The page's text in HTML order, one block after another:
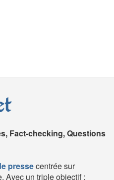
Fact-checking, Questions
pressecentrée sur
Avec un triple objectif :